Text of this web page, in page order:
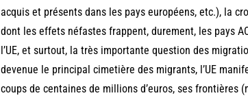
acquis et présents dans les pays européens, etc.), la
dont les effets néfastes frappent, durement, les pays
l’UE, et surtout, la très importante question des
devenue le principal cimetière des migrants, l’UE
coups de centaines de millions d’euros, ses